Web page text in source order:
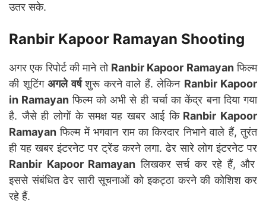
उतर सके.
Ranbir Kapoor Ramayan Shooting
अगर एक रिपोर्ट की माने तो Ranbir Kapoor Ramayanफिल्म
की शूटिंग अगले वर्षशुरू करने वाले हैं. लेकिन Ranbir Kapoor
in Ramayanफिल्म को अभी से ही चर्चा का केंद्र बना दिया गया
है. जैसे ही लोगों के समक्ष यह खबर आई किRanbir Kapoor
Ramayan फिल्म में भगवान राम का किरदार निभाने वाले हैं, तुरंत
ही यह खबर इंटरनेट पर ट्रेंड करने लगा. ढेर सारे लोग इंटरनेट पर
Ranbir Kapoor Ramayan लिखकर सर्च कर रहे हैं, और
इससे संबंधित ढेर सारी सूचनाओं को इकट्ठा करने की कोशिश कर
रहे हैं.